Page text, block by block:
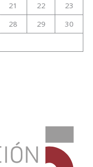
21 22
23
28 29
30